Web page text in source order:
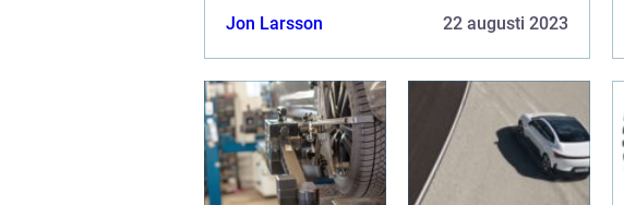
Jon Larsson 22 augusti 2023